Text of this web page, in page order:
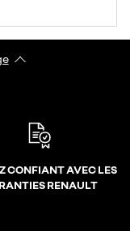
CONFIANT AVEC LES
RENAULT